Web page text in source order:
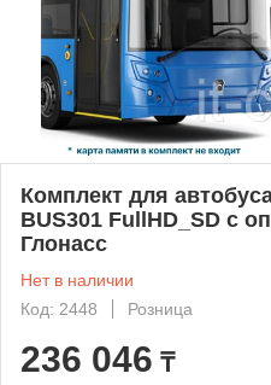
Комплект для
BUS301 FullHD_SD с
Глонасс
Нет в наличии
Код: 2448
Розница
236 046 ₸